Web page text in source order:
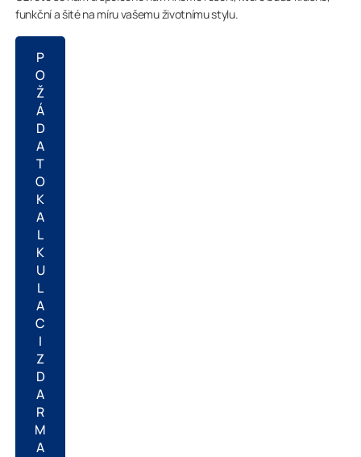
funkční a šité na míru vašemu životnímu stylu.
P
O
Ž
Á
D
A
T
O
K
A
L
K
U
L
A
C
I
Z
D
A
R
M
A